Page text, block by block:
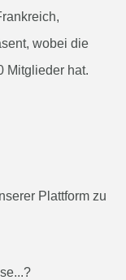
wobei die
Mitglieder hat.
Plattform zu